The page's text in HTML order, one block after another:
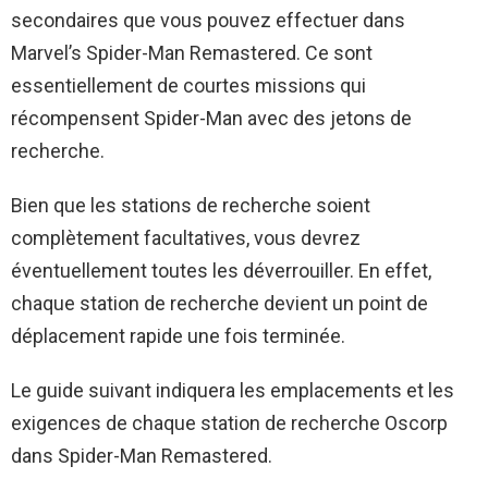
secondaires que vous pouvez effectuer dans
Marvel’s Spider-Man Remastered. Ce sont
essentiellement de courtes missions qui
récompensent Spider-Man avec des jetons de
recherche.
Bien que les stations de recherche soient
complètement facultatives, vous devrez
éventuellement toutes les déverrouiller. En effet,
chaque station de recherche devient un point de
déplacement rapide une fois terminée.
Le guide suivant indiquera les emplacements et les
exigences de chaque station de recherche Oscorp
dans Spider-Man Remastered.